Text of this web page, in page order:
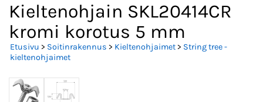
Kieltenohjain SKL20414CR
kromi korotus 5 mm
Etusivu > Soitinrakennus > Kieltenohjaimet> String tree -
kieltenohjaimet